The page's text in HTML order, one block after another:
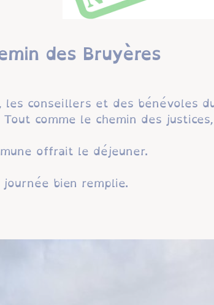
des Bruyères
les conseillers et des bénévoles
comme le chemin des
offrait le déjeuner.
bien remplie.